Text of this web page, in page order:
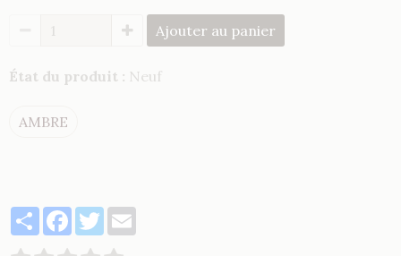
Ajouter au panier
État du produit : Neuf
AMBRE
PartagerFacebook
Twitter